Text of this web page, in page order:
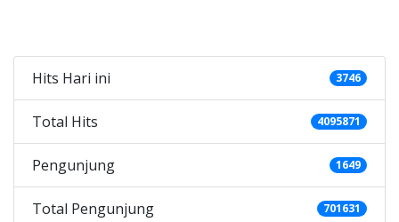
Hits Hari ini 3746
Total Hits 4095871
Pengunjung 1649
Total Pengunjung 701631